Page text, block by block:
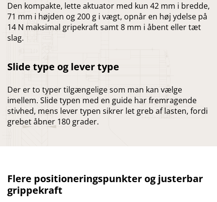
Den kompakte, lette aktuator med kun 42 mm i bredde,
71 mm i højden og 200 g i vægt, opnår en høj ydelse på
14 N maksimal gripekraft samt 8 mm i åbent eller tæt
slag.
Slide type og lever type
Der er to typer tilgængelige som man kan vælge
imellem. Slide typen med en guide har fremragende
stivhed, mens lever typen sikrer let greb af lasten, fordi
grebet åbner 180 grader.
Flere positioneringspunkter og justerbar
grippekraft